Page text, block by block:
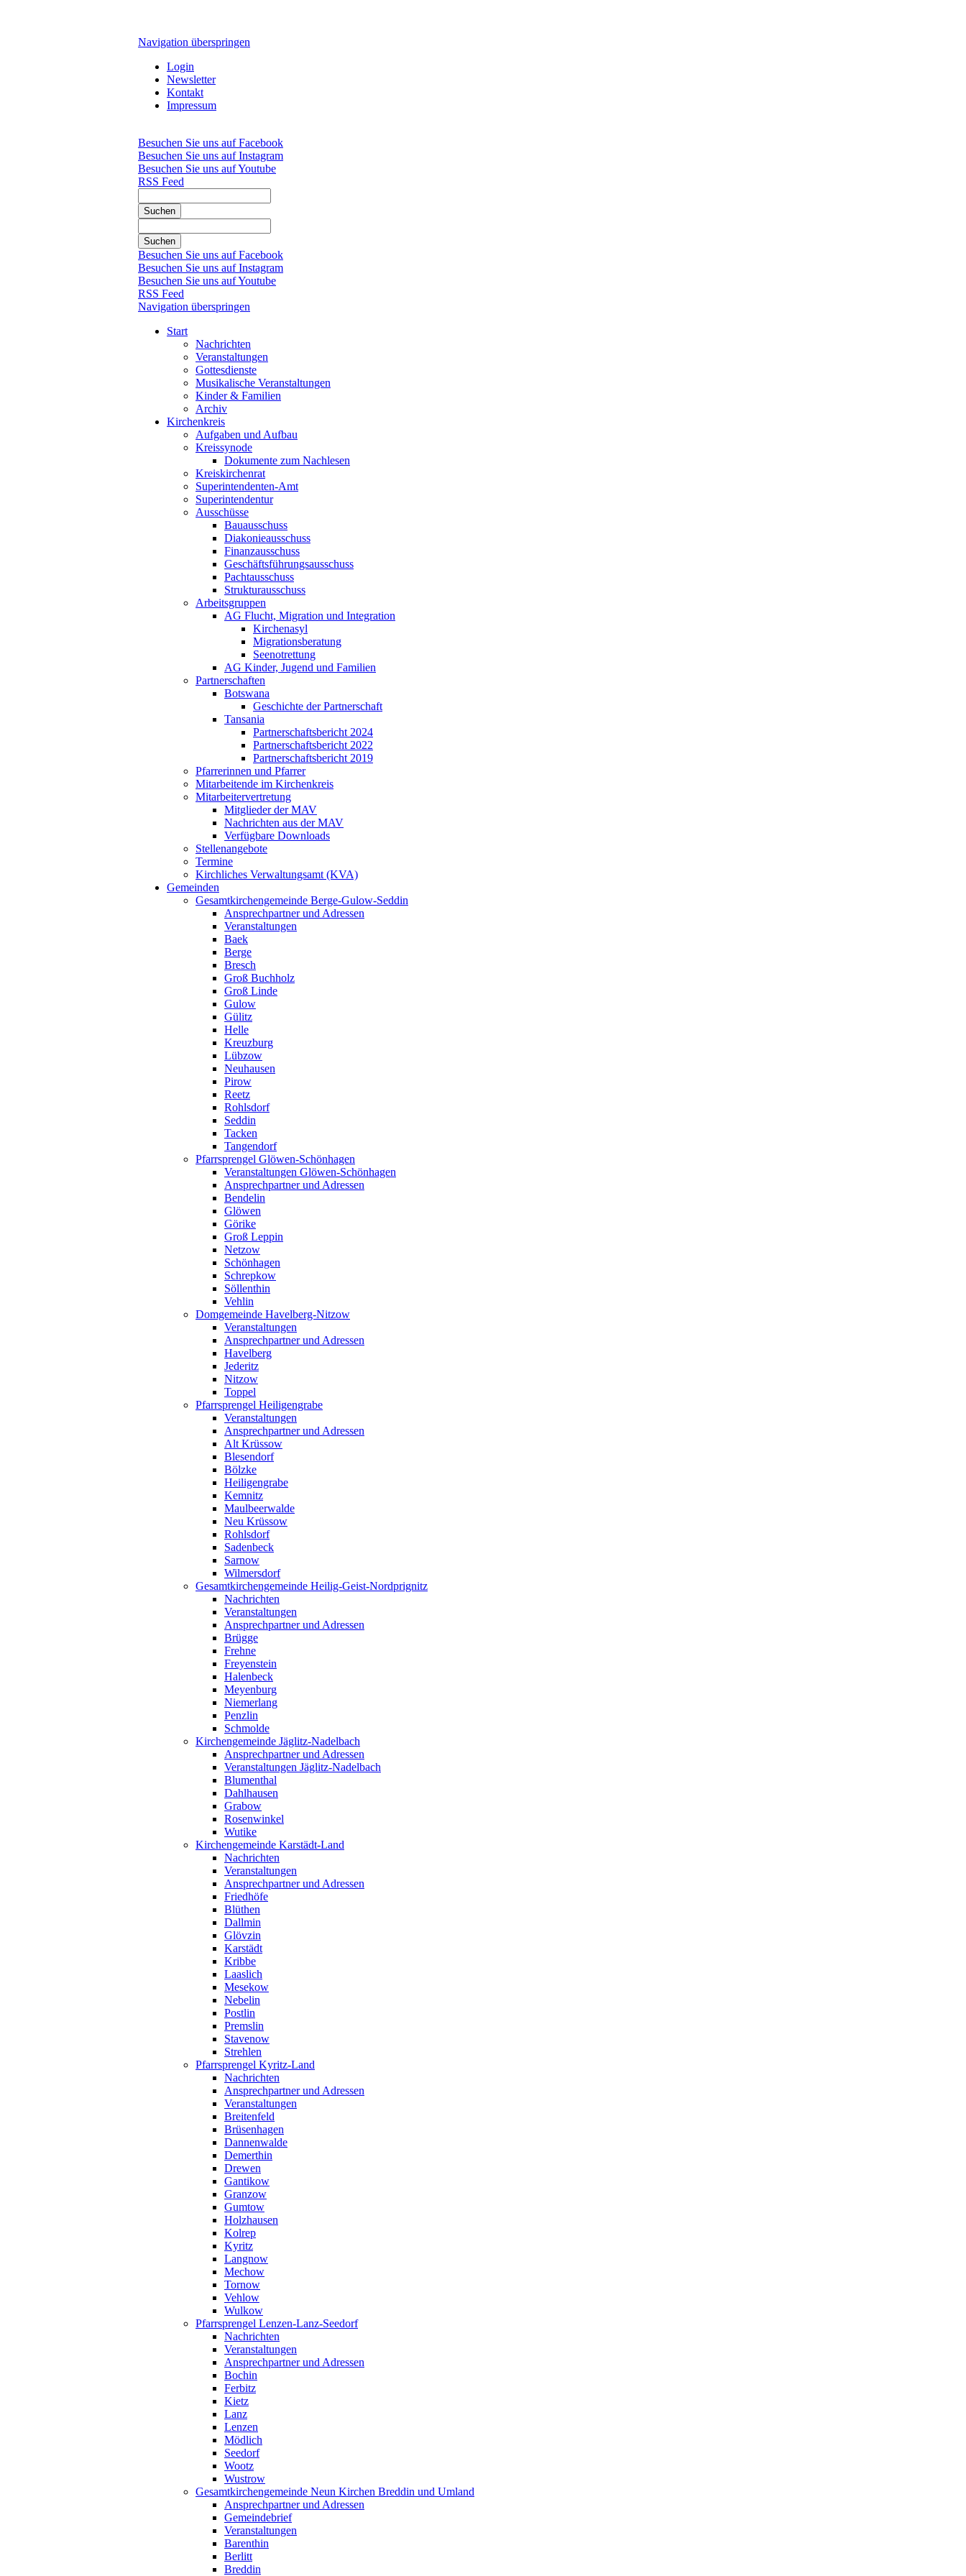
Navigation überspringen
Login
Newsletter
Kontakt
Impressum
Besuchen Sie uns auf Facebook
Besuchen Sie uns auf Instagram
Besuchen Sie uns auf Youtube
RSS Feed
Suchen
Suchen
Besuchen Sie uns auf Facebook
Besuchen Sie uns auf Instagram
Besuchen Sie uns auf Youtube
RSS Feed
Navigation überspringen
Start
Nachrichten
Veranstaltungen
Gottesdienste
Musikalische Veranstaltungen
Kinder & Familien
Archiv
Kirchenkreis
Aufgaben und Aufbau
Kreissynode
Dokumente zum Nachlesen
Kreiskirchenrat
Superintendenten-Amt
Superintendentur
Ausschüsse
Bauausschuss
Diakonieausschuss
Finanzausschuss
Geschäftsführungsausschuss
Pachtausschuss
Strukturausschuss
Arbeitsgruppen
AG Flucht, Migration und Integration
Kirchenasyl
Migrationsberatung
Seenotrettung
AG Kinder, Jugend und Familien
Partnerschaften
Botswana
Geschichte der Partnerschaft
Tansania
Partnerschaftsbericht 2024
Partnerschaftsbericht 2022
Partnerschaftsbericht 2019
Pfarrerinnen und Pfarrer
Mitarbeitende im Kirchenkreis
Mitarbeitervertretung
Mitglieder der MAV
Nachrichten aus der MAV
Verfügbare Downloads
Stellenangebote
Termine
Kirchliches Verwaltungsamt (KVA)
Gemeinden
Gesamtkirchengemeinde Berge-Gulow-Seddin
Ansprechpartner und Adressen
Veranstaltungen
Baek
Berge
Bresch
Groß Buchholz
Groß Linde
Gulow
Gülitz
Helle
Kreuzburg
Lübzow
Neuhausen
Pirow
Reetz
Rohlsdorf
Seddin
Tacken
Tangendorf
Pfarrsprengel Glöwen-Schönhagen
Veranstaltungen Glöwen-Schönhagen
Ansprechpartner und Adressen
Bendelin
Glöwen
Görike
Groß Leppin
Netzow
Schönhagen
Schrepkow
Söllenthin
Vehlin
Domgemeinde Havelberg-Nitzow
Veranstaltungen
Ansprechpartner und Adressen
Havelberg
Jederitz
Nitzow
Toppel
Pfarrsprengel Heiligengrabe
Veranstaltungen
Ansprechpartner und Adressen
Alt Krüssow
Blesendorf
Bölzke
Heiligengrabe
Kemnitz
Maulbeerwalde
Neu Krüssow
Rohlsdorf
Sadenbeck
Sarnow
Wilmersdorf
Gesamtkirchengemeinde Heilig-Geist-Nordprignitz
Nachrichten
Veranstaltungen
Ansprechpartner und Adressen
Brügge
Frehne
Freyenstein
Halenbeck
Meyenburg
Niemerlang
Penzlin
Schmolde
Kirchengemeinde Jäglitz-Nadelbach
Ansprechpartner und Adressen
Veranstaltungen Jäglitz-Nadelbach
Blumenthal
Dahlhausen
Grabow
Rosenwinkel
Wutike
Kirchengemeinde Karstädt-Land
Nachrichten
Veranstaltungen
Ansprechpartner und Adressen
Friedhöfe
Blüthen
Dallmin
Glövzin
Karstädt
Kribbe
Laaslich
Mesekow
Nebelin
Postlin
Premslin
Stavenow
Strehlen
Pfarrsprengel Kyritz-Land
Nachrichten
Ansprechpartner und Adressen
Veranstaltungen
Breitenfeld
Brüsenhagen
Dannenwalde
Demerthin
Drewen
Gantikow
Granzow
Gumtow
Holzhausen
Kolrep
Kyritz
Langnow
Mechow
Tornow
Vehlow
Wulkow
Pfarrsprengel Lenzen-Lanz-Seedorf
Nachrichten
Veranstaltungen
Ansprechpartner und Adressen
Bochin
Ferbitz
Kietz
Lanz
Lenzen
Mödlich
Seedorf
Wootz
Wustrow
Gesamtkirchengemeinde Neun Kirchen Breddin und Umland
Ansprechpartner und Adressen
Gemeindebrief
Veranstaltungen
Barenthin
Berlitt
Breddin